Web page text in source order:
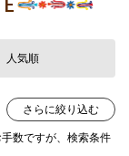
人気順
さらに絞り込む
数ですが、検索条件